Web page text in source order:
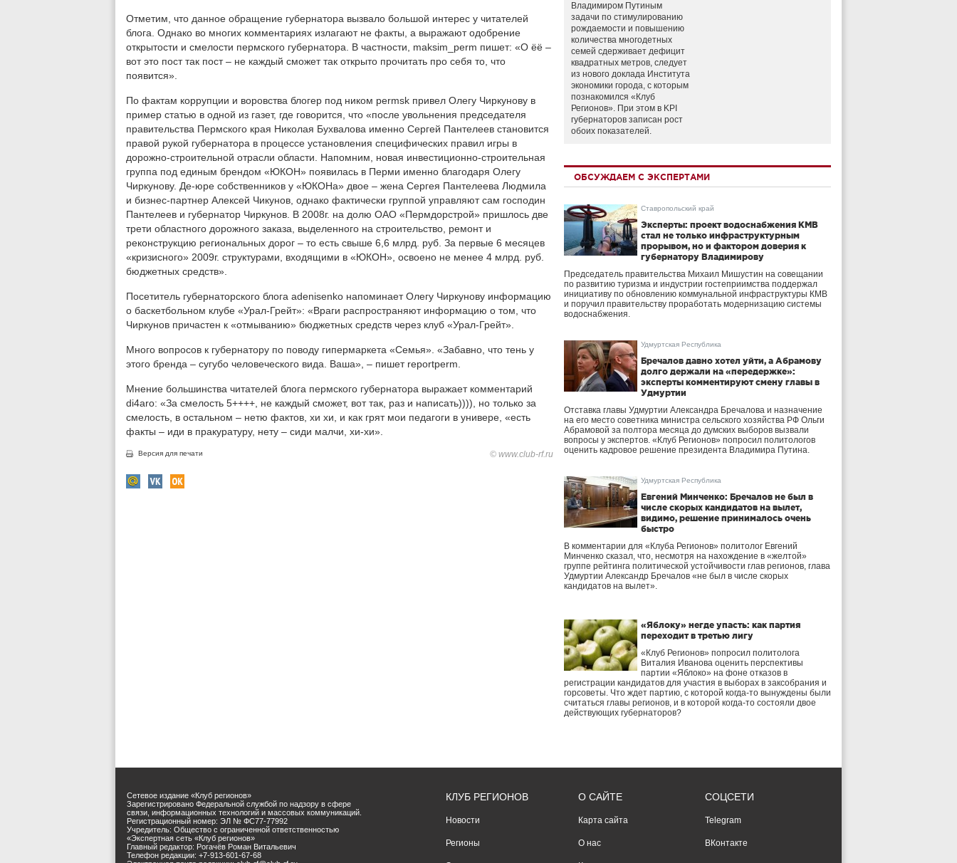
Отметим, что данное обращение губернатора вызвало большой интерес у читателей
блога. Однако во многих комментариях излагают не факты, а выражают одобрение
открытости и смелости пермского губернатора. В частности, maksim_perm пишет: «О ёё –
вот это пост так пост – не каждый сможет так открыто прочитать про себя то, что
появится».
По фактам коррупции и воровства блогер под ником permsk привел Олегу Чиркунову в
пример статью в одной из газет, где говорится, что «после увольнения председателя
правительства Пермского края Николая Бухвалова именно Сергей Пантелеев становится
правой рукой губернатора в процессе установления специфических правил игры в
дорожно-строительной отрасли области. Напомним, новая инвестиционно-строительная
группа под единым брендом «ЮКОН» появилась в Перми именно благодаря Олегу
Чиркунову. Де-юре собственников у «ЮКОНа» двое – жена Сергея Пантелеева Людмила
и бизнес-партнер Алексей Чикунов, однако фактически группой управляют сам господин
Пантелеев и губернатор Чиркунов. В 2008г. на долю ОАО «Пермдорстрой» пришлось две
трети областного дорожного заказа, выделенного на строительство, ремонт и
реконструкцию региональных дорог – то есть свыше 6,6 млрд. руб. За первые 6 месяцев
«кризисного» 2009г. структурами, входящими в «ЮКОН», освоено не менее 4 млрд. руб.
бюджетных средств».
Посетитель губернаторского блога adenisenko напоминает Олегу Чиркунову информацию
о баскетбольном клубе «Урал-Грейт»: «Враги распространяют информацию о том, что
Чиркунов причастен к «отмыванию» бюджетных средств через клуб «Урал-Грейт».
Много вопросов к губернатору по поводу гипермаркета «Семья». «Забавно, что тень у
этого бренда – сугубо человеческого вида. Ваша», – пишет reportperm.
Мнение большинства читателей блога пермского губернатора выражает комментарий
di4aro: «За смелость 5++++, не каждый сможет, вот так, раз и написать)))), но только за
смелость, в остальном – нетю фактов, хи хи, и как грят мои педагоги в универе, «есть
факты – иди в пракуратуру, нету – сиди малчи, хи-хи».
Версия для печати © www.club-rf.ru
Владимиром Путиным
задачи по стимулированию
рождаемости и повышению
количества многодетных
семей сдерживает дефицит
квадратных метров, следует
из нового доклада Института
экономики города, с которым
познакомился «Клуб
Регионов». При этом в KPI
губернаторов записан рост
обоих показателей.
ОБСУЖДАЕМ С ЭКСПЕРТАМИ
Ставропольский край
Эксперты: проект водоснабжения КМВ
стал не только инфраструктурным
прорывом, но и фактором доверия к
губернатору Владимирову
Председатель правительства Михаил Мишустин на совещании
по развитию туризма и индустрии гостеприимства поддержал
инициативу по обновлению коммунальной инфраструктуры КМВ
и поручил правительству проработать модернизацию системы
водоснабжения.
Удмуртская Республика
Бречалов давно хотел уйти, а Абрамову
долго держали на «передержке»:
эксперты комментируют смену главы в
Удмуртии
Отставка главы Удмуртии Александра Бречалова и назначение
на его место советника министра сельского хозяйства РФ Ольги
Абрамовой за полтора месяца до думских выборов вызвали
вопросы у экспертов. «Клуб Регионов» попросил политологов
оценить кадровое решение президента Владимира Путина.
Удмуртская Республика
Евгений Минченко: Бречалов не был в
числе скорых кандидатов на вылет,
видимо, решение принималось очень
быстро
В комментарии для «Клуба Регионов» политолог Евгений
Минченко сказал, что, несмотря на нахождение в «желтой»
группе рейтинга политической устойчивости глав регионов, глава
Удмуртии Александр Бречалов «не был в числе скорых
кандидатов на вылет».
«Яблоку» негде упасть: как партия
переходит в третью лигу
«Клуб Регионов» попросил политолога
Виталия Иванова оценить перспективы
партии «Яблоко» на фоне отказов в
регистрации кандидатов для участия в выборах в заксобрания и
горсоветы. Что ждет партию, с которой когда-то вынуждены были
считаться главы регионов, и в которой когда-то состояли двое
действующих губернаторов?
Сетевое издание «Клуб регионов»
Зарегистрировано Федеральной службой по надзору в сфере
связи, информационных технологий и массовых коммуникаций.
Регистрационный номер: ЭЛ № ФС77-77992
Учредитель: Общество с ограниченной ответственностью
«Экспертная сеть «Клуб регионов»
Главный редактор: Рогачёв Роман Витальевич
Телефон редакции: +7-913-601-67-68
КЛУБ РЕГИОНОВ
Новости
Регионы
О САЙТЕ
Карта сайта
О нас
СОЦСЕТИ
Telegram
ВКонтакте